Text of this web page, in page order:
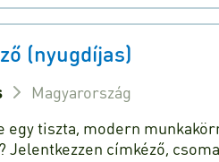
(nyugdíjas)
Magyarország
egy tiszta, modern
Jelentkezzen címkéző,